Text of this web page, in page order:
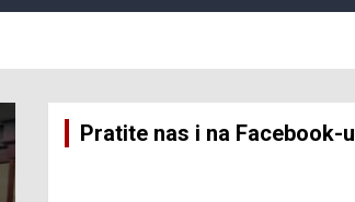
Pratite nas i na Facebook-u